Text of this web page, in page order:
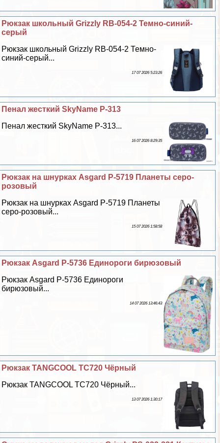
Рюкзак школьный Grizzly RB-054-2 Темно-синий-
серый
Рюкзак школьный Grizzly RB-054-2 Темно-
синий-серый...
17 07 2026 5:23:26
Пенал жесткий SkyName P-313
Пенал жесткий SkyName P-313...
16 07 2026 8:29:35
Рюкзак на шнурках Asgard Р-5719 Планеты серо-
розовый
Рюкзак на шнурках Asgard Р-5719 Планеты
серо-розовый...
15 07 2026 1:58:58
Рюкзак Asgard Р-5736 Единороги бирюзовый
Рюкзак Asgard Р-5736 Единороги
бирюзовый...
14 07 2026 13:46:43
Рюкзак TANGCOOL TC720 Чёрный
Рюкзак TANGCOOL TC720 Чёрный...
13 07 2026 1:30:17